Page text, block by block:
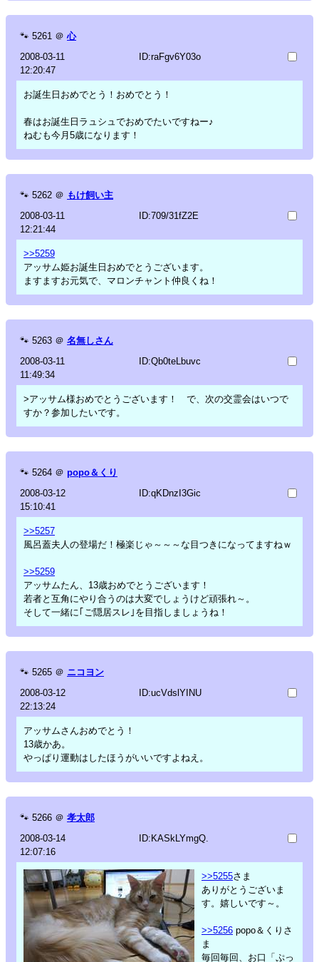
🐾 5261 ＠ 心
2008-03-11
12:20:47
ID:raFgv6Y03o
お誕生日おめでとう！おめでとう！
春はお誕生日ラュシュでおめでたいですねー♪
ねむも今月5歳になります！
🐾 5262 ＠ もけ飼い主
2008-03-11
12:21:44
ID:709/31fZ2E
>>5259
アッサム姫お誕生日おめでとうございます。
ますますお元気で、マロンチャント仲良くね！
🐾 5263 ＠ 名無しさん
2008-03-11
11:49:34
ID:Qb0teLbuvc
>アッサム様おめでとうございます！ で、次の交霊会はいつで
すか？参加したいです。
🐾 5264 ＠ popo＆くり
2008-03-12
15:10:41
ID:qKDnzI3Gic
>>5257
風呂蓋夫人の登場だ！極楽じゃ～～～な目つきになってますねｗ
>>5259
アッサムたん、13歳おめでとうございます！
若者と互角にやり合うのは大変でしょうけど頑張れ～。
そして一緒に｢ご隠居スレ｣を目指しましょうね！
🐾 5265 ＠ ニコヨン
2008-03-12
22:13:24
ID:ucVdslYINU
アッサムさんおめでとう！
13歳かあ。
やっぱり運動はしたほうがいいですよねえ。
🐾 5266 ＠ 孝太郎
2008-03-14
12:07:16
ID:KASkLYmgQ.
>>5255さま
ありがとうございま
す。嬉しいです～。
>>5256 popo＆くりさ
ま
毎回毎回、お口「ぷっ